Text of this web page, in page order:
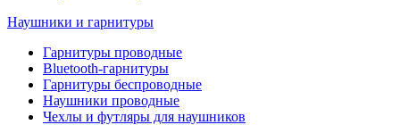
Наушники и гарнитуры
Гарнитуры проводные
Bluetooth-гарнитуры
Гарнитуры беспроводные
Наушники проводные
Чехлы и футляры для наушников